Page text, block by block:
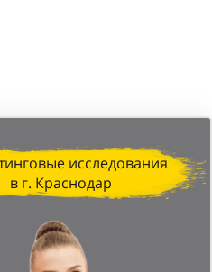
исследования
в г. Краснодар